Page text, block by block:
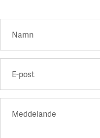
Namn
E-post
Meddelande